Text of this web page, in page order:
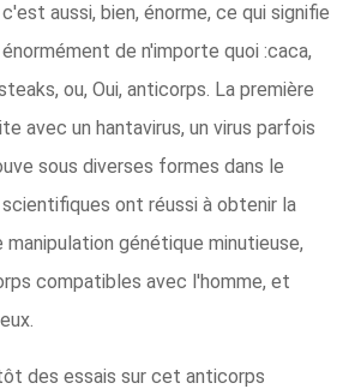
aussi, bien, énorme, ce qui signifie
de n'importe quoi :caca,
ou, Oui, anticorps. La première
avec un hantavirus, un virus parfois
sous diverses formes dans le
ont réussi à obtenir la
manipulation génétique minutieuse,
compatibles avec l'homme, et
des essais sur cet anticorps